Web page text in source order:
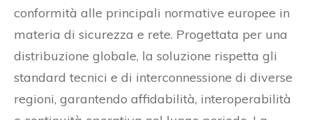
conformità alle principali normative europee in
materia di sicurezza e rete. Progettata per una
distribuzione globale, la soluzione rispetta gli
standard tecnici e di interconnessione di diverse
regioni, garantendo affidabilità, interoperabilità